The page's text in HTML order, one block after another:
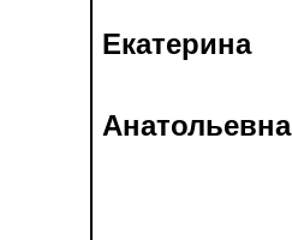
Екатерина
Анатольевна